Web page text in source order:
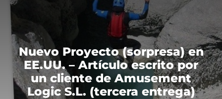
Nuevo Proyecto (sorpresa) en
EE.UU. – Artículo escrito por
un cliente de Amusement
Logic S.L. (tercera entrega)